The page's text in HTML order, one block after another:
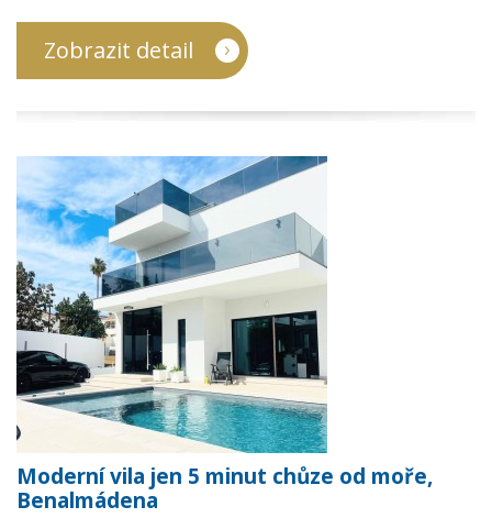
Zobrazit detail
Moderní vila jen 5 minut chůze od moře,
Benalmádena